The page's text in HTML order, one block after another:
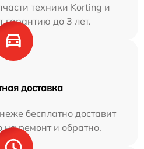
техники Korting и
гарантию до 3 лет.
доставка
бесплатно доставит
на ремонт и обратно.